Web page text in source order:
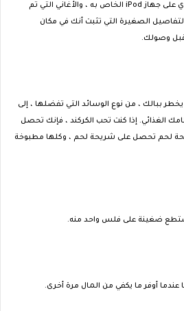
ما زلت أفكر في البنغل الذي يحتوي على جهاز iPod الخاص به ، والأغاني التي تم
الصغيرة التي تثبت أنك في مكان
قبل وصولك.
ببالك ، من نوع الوسائد التي تفضلها ، إلى
الغذائي. إذا كنت تحب الكركند ، فإنك تحصل
لحم تحصل على شريحة لحم ، وكلها مطبوخة
ضغينة على فلس واحد منه.
عندما أوفر ما يكفي من المال مرة أخرى.